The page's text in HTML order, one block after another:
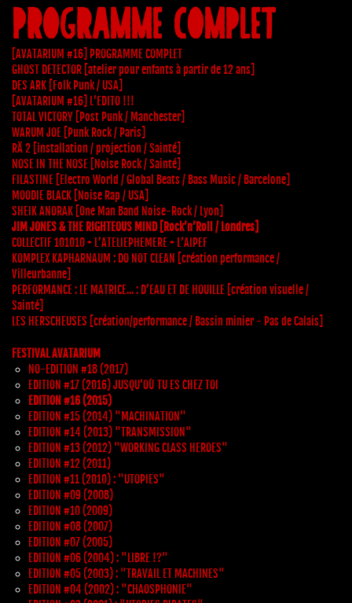
PROGRAMME COMPLET
[AVATARIUM #16] PROGRAMME COMPLET
GHOST DETECTOR [atelier pour enfants à partir de 12 ans]
DES ARK [Folk Punk / USA]
[AVATARIUM #16] L’EDITO !!!
TOTAL VICTORY [Post Punk / Manchester]
WARUM JOE [Punk Rock / Paris]
RÄ 2 [installation / projection / Sainté]
NOSE IN THE NOSE [Noise Rock / Sainté]
FILASTINE [Electro World / Global Beats / Bass Music / Barcelone]
MOODIE BLACK [Noise Rap / USA]
SHEIK ANORAK [One Man Band Noise-Rock / Lyon]
JIM JONES & THE RIGHTEOUS MIND [Rock’n’Roll / Londres]
COLLECTIF 101010 + L’ATELIEPHEMERE + L’AIPEF
KOMPLEX KAPHARNAUM : DO NOT CLEAN [création performance /
Villeurbanne]
PERFORMANCE : LE MATRICE... : D’EAU ET DE HOUILLE [création visuelle /
Sainté]
LES HERSCHEUSES [création/performance / Bassin minier - Pas de Calais]
FESTIVAL AVATARIUM
NO-EDITION #18 (2017)
EDITION #17 (2016) JUSQU’OÙ TU ES CHEZ TOI
EDITION #16 (2015)
EDITION #15 (2014) "MACHINATION"
EDITION #14 (2013) "TRANSMISSION"
EDITION #13 (2012) "WORKING CLASS HEROES"
EDITION #12 (2011)
EDITION #11 (2010) : "UTOPIES"
EDITION #09 (2008)
EDITION #10 (2009)
EDITION #08 (2007)
EDITION #07 (2005)
EDITION #06 (2004) : "LIBRE !?"
EDITION #05 (2003) : "TRAVAIL ET MACHINES"
EDITION #04 (2002) : "CHAOSPHONIE"